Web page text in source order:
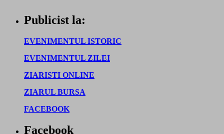
Publicist la:
EVENIMENTUL ISTORIC
EVENIMENTUL ZILEI
ZIARISTI ONLINE
ZIARUL BURSA
FACEBOOK
Facebook